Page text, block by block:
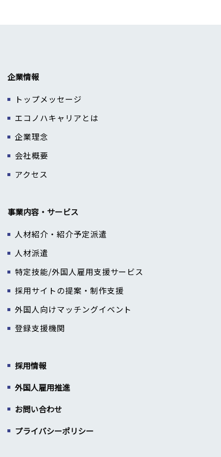
企業情報
トップメッセージ
エコノハキャリアとは
企業理念
会社概要
アクセス
事業内容・サービス
人材紹介・紹介予定派遣
人材派遣
特定技能/外国人雇用支援サービス
採用サイトの提案・制作支援
外国人向けマッチングイベント
登録支援機関
採用情報
外国人雇用推進
お問い合わせ
プライバシーポリシー